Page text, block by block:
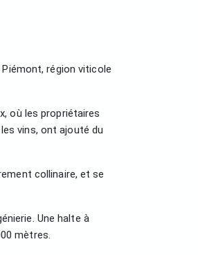
région viticole
où les propriétaires
vins, ont ajouté du
collinaire, et se
Une halte à
mètres.